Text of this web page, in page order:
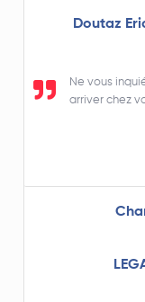
Doutaz
Ne vous
arriver chez
prenant le
nécessaire.
autres
mail et
que je